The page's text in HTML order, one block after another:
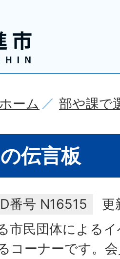
ホーム 部や課で
伝言板
番号 N16515
更
市民団体による
コーナーです。